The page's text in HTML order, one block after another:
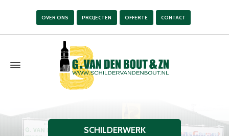
OVER ONS PROJECTEN OFFERTE CONTACT
SCHILDERWERK